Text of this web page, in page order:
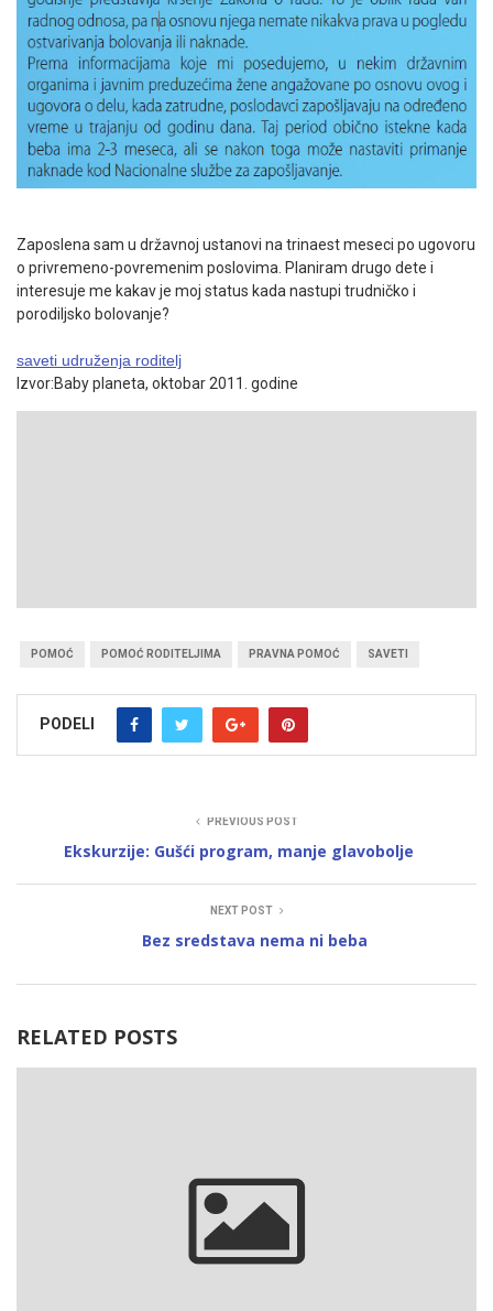
Zaposlena sam u državnoj ustanovi na trinaest meseci po ugovoru
o privremeno-povremenim poslovima. Planiram drugo dete i
interesuje me kakav je moj status kada nastupi trudničko i
porodiljsko bolovanje?
saveti udruženja roditelj
Izvor:Baby planeta, oktobar 2011. godine
POMOĆ POMOĆ RODITELJIMA PRAVNA POMOĆ SAVETI
PODELI
PREVIOUS POST
Ekskurzije: Gušći program, manje glavobolje
NEXT POST
Bez sredstava nema ni beba
RELATED POSTS